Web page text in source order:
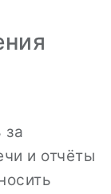
за
и отчёты